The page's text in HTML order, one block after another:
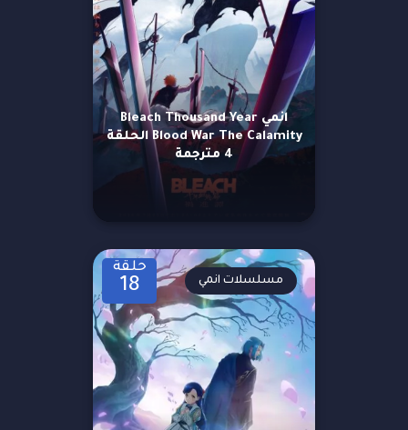
انمي Bleach Thousand Year
Blood War The Calamity الحلقة
4 مترجمة
حلقة
18 مسلسلات انمي